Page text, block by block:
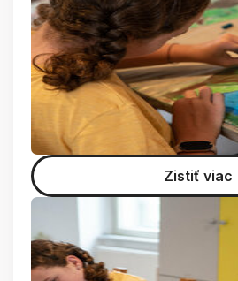
Zistiť viac